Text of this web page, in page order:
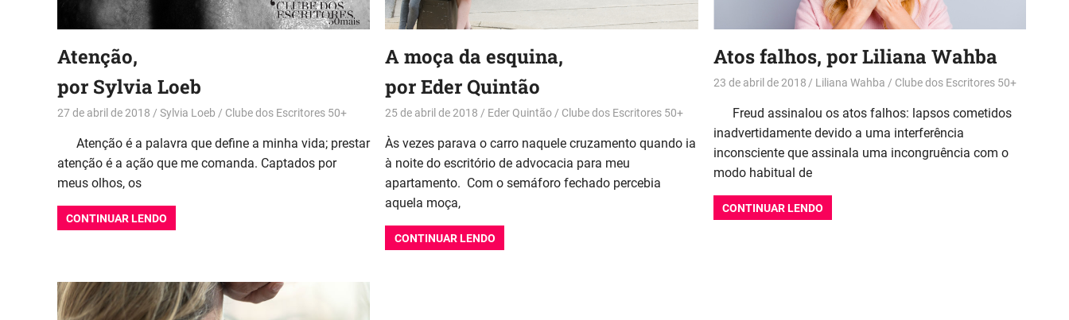
Atenção,
por Sylvia Loeb
27 de abril de 2018 Sylvia Loeb Clube dos Escritores 50+
Atenção é a palavra que define a minha vida; prestar
atenção é a ação que me comanda. Captados por
meus olhos, os
CONTINUAR LENDO
A moça da esquina,
por Eder Quintão
25 de abril de 2018 Eder Quintão Clube dos Escritores 50+
Às vezes parava o carro naquele cruzamento quando ia
à noite do escritório de advocacia para meu
apartamento. Com o semáforo fechado percebia
aquela moça,
CONTINUAR LENDO
Atos falhos, por Liliana Wahba
23 de abril de 2018 Liliana Wahba Clube dos Escritores 50+
Freud assinalou os atos falhos: lapsos cometidos
inadvertidamente devido a uma interferência
inconsciente que assinala uma incongruência com o
modo habitual de
CONTINUAR LENDO